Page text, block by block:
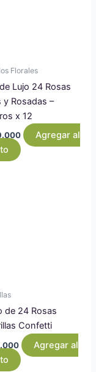
Florales
Lujo 24 Rosas
y Rosadas –
x 12
Agregar al
de 24 Rosas
Confetti
Agregar al